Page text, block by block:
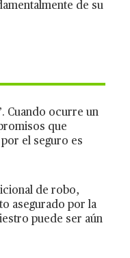
de su
Cuando ocurre un
que
el seguro es
de robo,
asegurado por la
puede ser aún